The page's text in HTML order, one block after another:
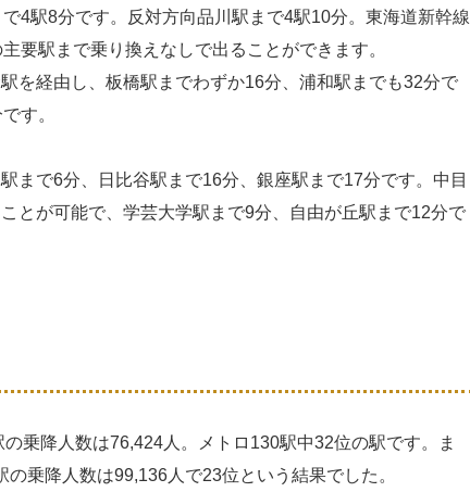
4駅8分です。反対方向品川駅まで4駅10分。 東海道新幹線
要駅まで乗り換えなしで出ることができます。
を経由し、板橋駅までわずか16分、浦和駅までも32分で
す。
まで6分、日比谷駅まで16分、銀座駅まで17分です。中目
とが可能で、学芸大学駅まで9分、自由が丘駅まで12分で
乗降人数は76,424人。メトロ130駅中32位の駅です。ま
乗降人数は99,136人で23位という結果でした。